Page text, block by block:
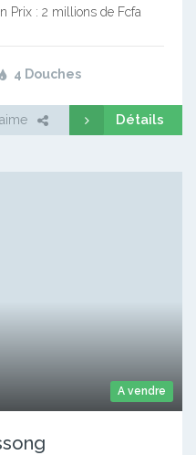
Prix : 2 millions de Fcfa
4 Douches
Détails
A vendre